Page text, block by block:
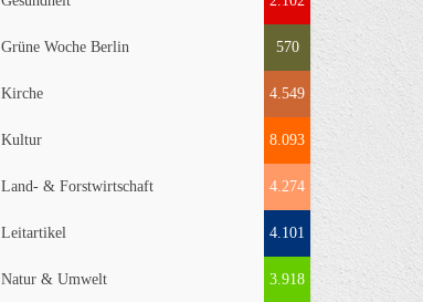
Grüne Woche Berlin 570
Kirche 4.549
Kultur 8.093
Land- & Forstwirtschaft 4.274
Leitartikel 4.101
Natur & Umwelt 3.918